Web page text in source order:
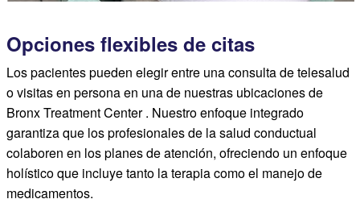
Opciones flexibles de citas
Los pacientes pueden elegir entre una consulta de telesalud
o visitas en persona en una de nuestras ubicaciones de
Bronx Treatment Center . Nuestro enfoque integrado
garantiza que los profesionales de la salud conductual
colaboren en los planes de atención, ofreciendo un enfoque
holístico que incluye tanto la terapia como el manejo de
medicamentos.